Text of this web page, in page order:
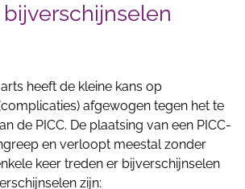
bijverschijnselen
heeft de kleine kans op
afgewogen tegen het te
de PICC. De plaatsing van een PICC-
en verloopt meestal zonder
keer treden er bijverschijnselen
zijn: